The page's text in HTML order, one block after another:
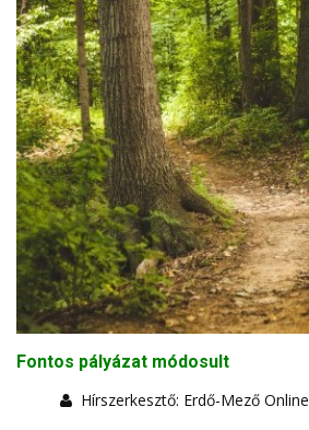
Fontos pályázat módosult
Hírszerkesztő: Erdő-Mező Online